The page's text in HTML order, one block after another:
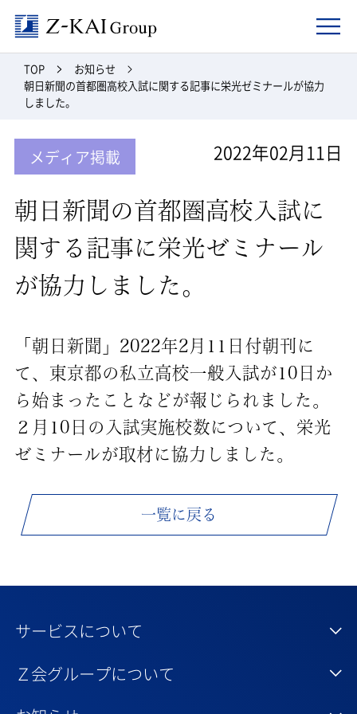
TOP
お知らせ
朝日新聞の首都圏高校入試に関する記事に栄光ゼミナールが協力
しました。
メディア掲載 2022年02月11日
朝日新聞の首都圏高校入試に
関する記事に栄光ゼミナール
が協力しました。
「朝日新聞」2022年2月11日付朝刊に
て、東京都の私立高校一般入試が10日か
ら始まったことなどが報じられました。
２月10日の入試実施校数について、栄光
ゼミナールが取材に協力しました。
一覧に戻る
サービスについて
Ｚ会グループについて